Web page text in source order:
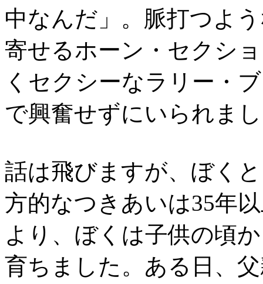
中なんだ」。脈打つよ
寄せるホーン・セクシ
くセクシーなラリー・
で興奮せずにいられま
話は飛びますが、ぼく
方的なつきあいは35年
より、ぼくは子供の頃
育ちました。ある日、